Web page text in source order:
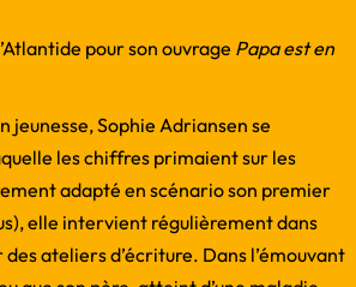
pour son ouvrage Papa est en
jeunesse, Sophie Adriansen se
les chiffres primaient sur les
adapté en scénario son premier
elle intervient régulièrement dans
ateliers d’écriture. Dans l’émouvant